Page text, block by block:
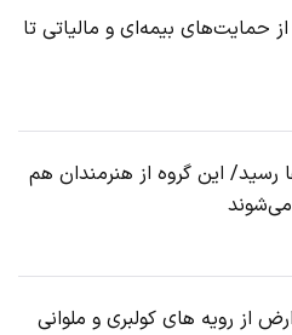
حمایت‌های بیمه‌ای و مالیاتی تا
رسید/ این گروه از هنرمندان هم
از رویه های کولبری و ملوانی